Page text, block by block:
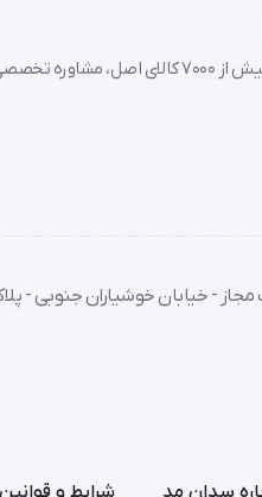
خرید تجهیزات پزشکی عمده و جزئی با بهترین قیمت از سدان
- خیابان خوشیاران جنوبی - پلاک
سدان مد شرایط و قوانین